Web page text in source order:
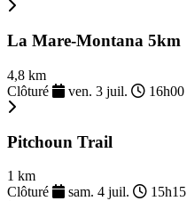
La Mare-Montana 5km
4,8 km
Clôturé
ven. 3 juil. 16h00
Pitchoun Trail
1 km
Clôturé
sam. 4 juil. 15h15